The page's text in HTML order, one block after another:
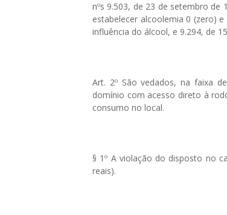
nºs 9.503, de 23 de setembro
estabelecer alcoolemia 0 (zero)
influência do álcool, e 9.294, de
Art. 2º São vedados, na faixa
domínio com acesso direto à
consumo no local.
§ 1º A violação do disposto no
reais).